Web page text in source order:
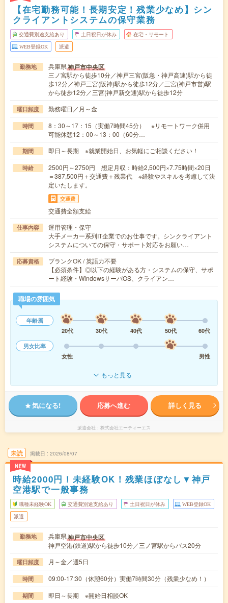
【在宅勤務可能！長期安定！残業少なめ】シン
クライアントシステムの保守業務
交通費別途支給あり 土日祝日が休み 在宅・リモート
WEB登録OK 派遣
勤務地 兵庫県神戸市中央区
三ノ宮駅から徒歩10分／神戸三宮(阪急・神戸高速)駅から徒
歩12分／神戸三宮(阪神)駅から徒歩12分／三宮(神戸市営)駅
から徒歩12分／三宮(神戸新交通)駅から徒歩12分
曜日頻度 勤務曜日／月～金
時間
8：30～17：15（実働7時間45分） ※リモートワーク併用
可能休憩12：00～13：00（60分…
期間 即日～長期 ※就業開始日、お気軽にご相談ください！
時給
2500円～2750円 想定月収：時給2,500円×7.75時間×20日
＝387,500円＋交通費＋残業代 ※経験やスキルを考慮して決
定いたします。
交通費
交通費全額支給
仕事内容
運用管理・保守
大手メーカー系列IT企業でのお仕事です。シンクライアント
システムについての保守・サポート対応をお願い…
応募資格
ブランクOK / 英語力不要
【必須条件】◎以下の経験がある方・システムの保守、サポ
ート経験・WindowsサーバOS、クライアン…
職場の雰囲気
年齢層
20代
30代 40代 50代
60代
男女比率
女性
男性
もっと見る
気になる! 応募へ進む 詳しく見る
派遣会社 株式会社エーティーエス
未読
NEW
掲載日 2026/08/07
時給2000円！未経験OK！残業ほぼなし▼神戸
空港駅で一般事務
職種未経験OK 交通費別途支給あり 土日祝日が休み WEB登録OK
派遣
勤務地 兵庫県神戸市中央区
神戸空港(鉄道)駅から徒歩10分／三ノ宮駅からバス20分
曜日頻度 月～金／週5日
時間 09:00-17:30（休憩60分）実働7時間30分（残業少なめ！）
期間 即日～長期 ※開始日相談OK